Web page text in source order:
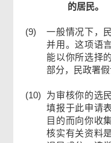
的居民。
(9)
一般情况下，
并用。这项语
能以你所选择
部分，民政署
(10)
为审核你的选
填报于此申请
目的而向你收
核实有关资料